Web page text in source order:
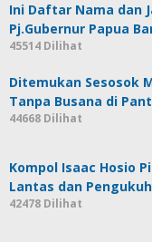
Ini Daftar Nama dan
Pj.Gubernur Papua
45514 Dilihat
Ditemukan Sesosok
Tanpa Busana di
44668 Dilihat
Kompol Isaac Hosio
Lantas dan
42478 Dilihat